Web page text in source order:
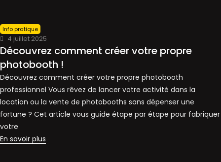
Info pratique
4 juillet 2025
Découvrez comment créer votre propre
photobooth !
Découvrez comment créer votre propre photobooth
professionnel Vous rêvez de lancer votre activité dans la
location ou la vente de photobooths sans dépenser une
fortune ? Cet article vous guide étape par étape pour fabriquer
votre
En savoir plus